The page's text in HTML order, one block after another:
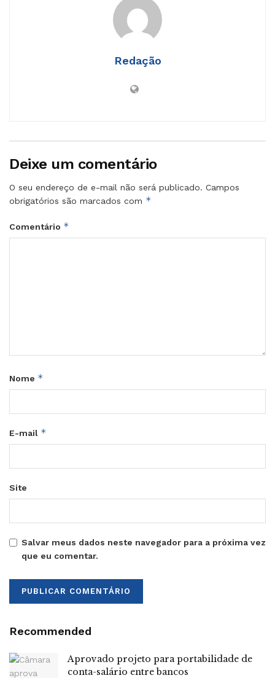
Redação
Deixe um comentário
O seu endereço de e-mail não será publicado. Campos
obrigatórios são marcados com *
Comentário *
Nome *
E-mail *
Site
Salvar meus dados neste navegador para a próxima vez
que eu comentar.
Recommended
Aprovado projeto para portabilidade de
conta-salário entre bancos